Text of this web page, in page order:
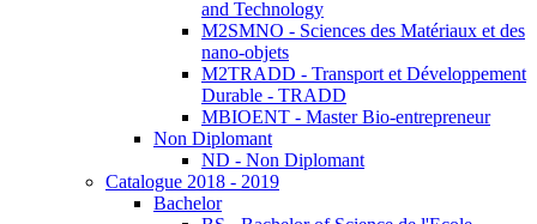
and Technology
M2SMNO - Sciences des Matériaux et des
nano-objets
M2TRADD - Transport et Développement
Durable - TRADD
MBIOENT - Master Bio-entrepreneur
Non Diplomant
ND - Non Diplomant
Catalogue 2018 - 2019
Bachelor